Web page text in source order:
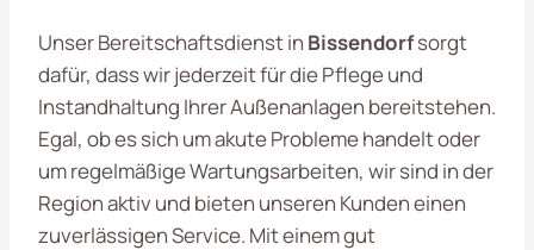
Unser Bereitschaftsdienst in Bissendorfsorgt
dafür, dass wir jederzeit für die Pflege und
Instandhaltung Ihrer Außenanlagen bereitstehen.
Egal, ob es sich um akute Probleme handelt oder
um regelmäßige Wartungsarbeiten, wir sind in der
Region aktiv und bieten unseren Kunden einen
zuverlässigen Service. Mit einem gut